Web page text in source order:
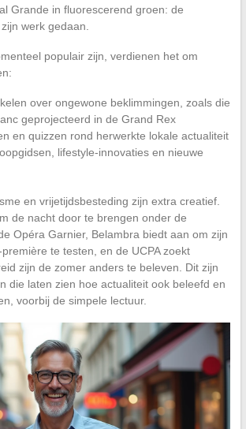
Grande in fluorescerend groen: de
werk gedaan.
populair zijn, verdienen het om
over ongewone beklimmingen, zoals die
geprojecteerd in de Grand Rex
en quizzen rond herwerkte lokale actualiteit
lifestyle-innovaties en nieuwe
en vrijetijdsbesteding zijn extra creatief.
de nacht door te brengen onder de
Opéra Garnier, Belambra biedt aan om zijn
te testen, en de UCPA zoekt
zijn de zomer anders te beleven. Dit zijn
die laten zien hoe actualiteit ook beleefd en
voorbij de simpele lectuur.